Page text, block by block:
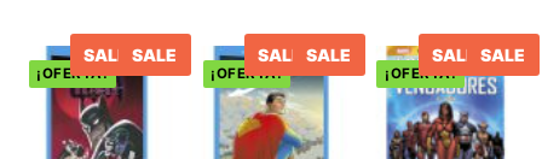
¡OFERTA!
SALE SALE
¡OFERTA!
SALE SALE
¡OFERTA!
SALE SALE